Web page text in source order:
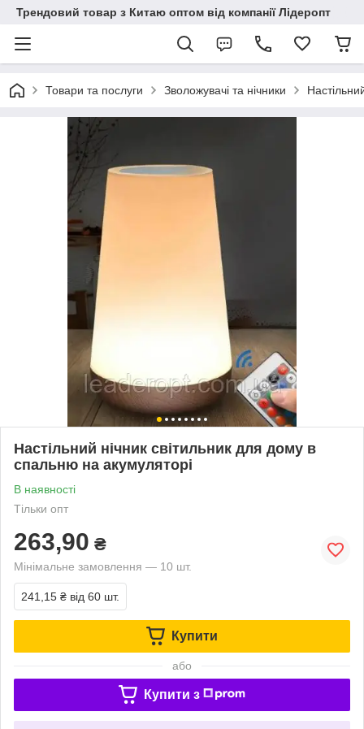
Трендовий товар з Китаю оптом від компанії Лідеропт
Товари та послуги Зволожувачі та нічники
Настільний нічник світильник для дому в
спальню на акумуляторі
В наявності
Тільки опт
263,90 ₴
Мінімальне замовлення — 10 шт.
241,15 ₴ від 60 шт.
Купити
або
Купити з